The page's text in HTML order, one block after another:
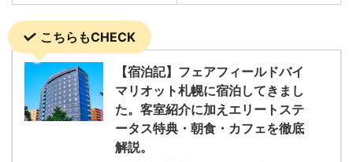
こちらもCHECK
【宿泊記】フェアフィールドバイ
マリオット札幌に宿泊してきまし
た。客室紹介に加えエリートステ
ータス特典・朝食・カフェを徹底
解説。